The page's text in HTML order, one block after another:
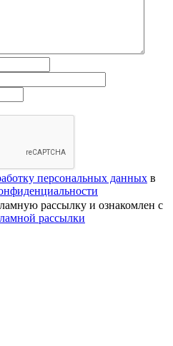
персональных данных в
рассылку и ознакомлен с
рассылки